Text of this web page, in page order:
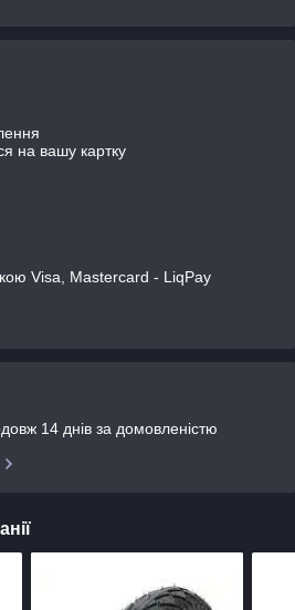
на вашу картку
Visa, Mastercard - LiqPay
14 днів за домовленістю